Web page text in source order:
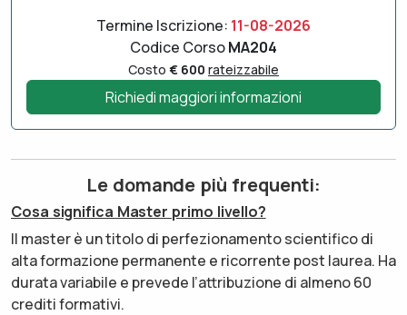
Termine Iscrizione: 11-08-2026
Codice CorsoMA204
Costo € 600 rateizzabile
Richiedi maggiori informazioni
Le domande più frequenti:
Cosa significa Master primo livello?
Il master è un titolo di perfezionamento scientifico di
alta formazione permanente e ricorrente post laurea. Ha
durata variabile e prevede l’attribuzione di almeno 60
crediti formativi.